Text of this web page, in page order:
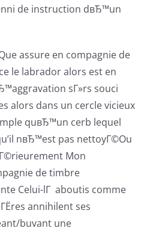
de instruction dвЂ™un
assure en compagnie de
le labrador alors est en
sГ»rs souci
alors dans un cercle vicieux
quвЂ™un cerb lequel
nвЂ™est pas nettoyГ©Ou
Mon
de timbre
Celui-lГ aboutis comme
annihilent ses
buvant une